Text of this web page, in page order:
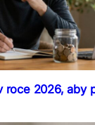
roce 2026, aby